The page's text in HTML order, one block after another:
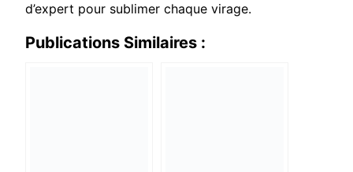
d’expert pour sublimer chaque virage.
Publications Similaires :